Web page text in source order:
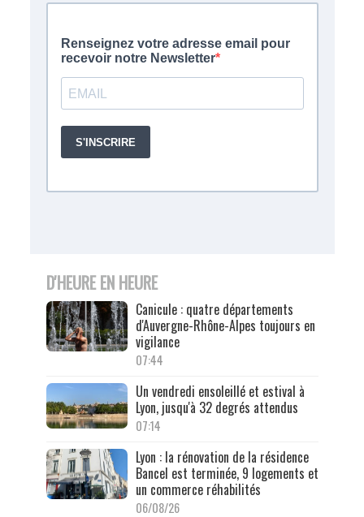
D'HEURE EN HEURE
Canicule : quatre départements
d'Auvergne-Rhône-Alpes toujours en
vigilance
07:44
Un vendredi ensoleillé et estival à
Lyon, jusqu'à 32 degrés attendus
07:14
Lyon : la rénovation de la résidence
Bancel est terminée, 9 logements et
un commerce réhabilités
06/08/26